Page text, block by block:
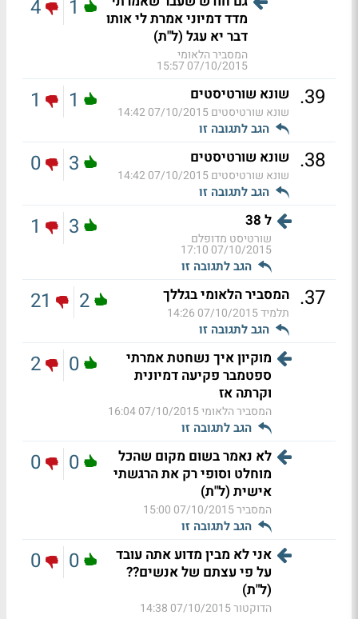
מדד דמיוני אמרת לי אותו
דבר יא עגל (ל"ת)
המסביר הלאומי
07/10/2015 15:57
1
4
39
. שונא שורטיסטים
שונא שורטיסטים07/10/2015 14:42
הגב לתגובה זו
1
1
38
. שונא שורטיסטים
שונא שורטיסטים07/10/2015 14:42
הגב לתגובה זו
3
0
ל 38
שורטיסט מדופלם
07/10/2015 17:10
הגב לתגובה זו
3
1
37
. המסביר הלאומי בגללך
תלמיד07/10/2015 14:26
הגב לתגובה זו
2
21
מוקיון איך נשחטת אמרתי
ספטמבר פקיעה דמיונית
וקרתה אז
המסביר הלאומי07/10/2015 16:04
הגב לתגובה זו
0
2
לא נאמר בשום מקום שהכל
מוחלט וסופי רק את הרגשתי
אישית (ל"ת)
המסביר07/10/2015 15:00
הגב לתגובה זו
0
0
אני לא מבין מדוע אתה עובד
על פי עצתם של אנשים??
(ל"ת)
הדוקטור07/10/2015 14:38
0
0